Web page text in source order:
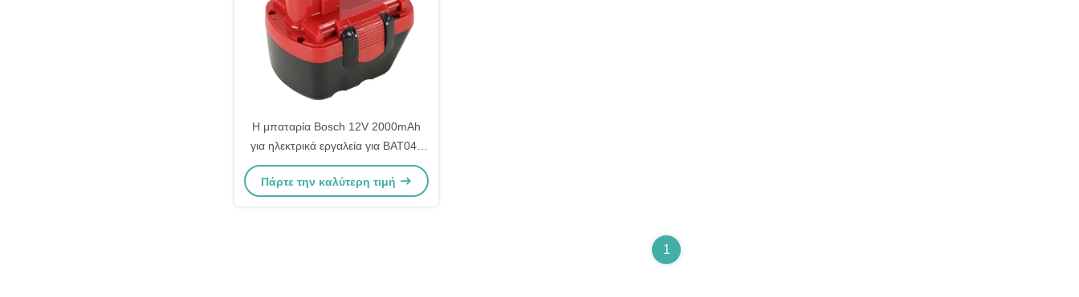
Η μπαταρία Bosch 12V 2000mAh
για ηλεκτρικά εργαλεία για BAT043
BAT045 BAT046
Πάρτε την καλύτερη τιμή
1